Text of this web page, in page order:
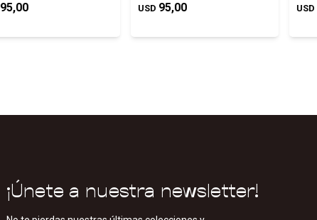
95,00 USD 95,00 USD
¡Únete a nuestra newsletter!